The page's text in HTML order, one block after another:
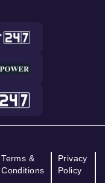
Terms &
Conditions
Privacy
Policy